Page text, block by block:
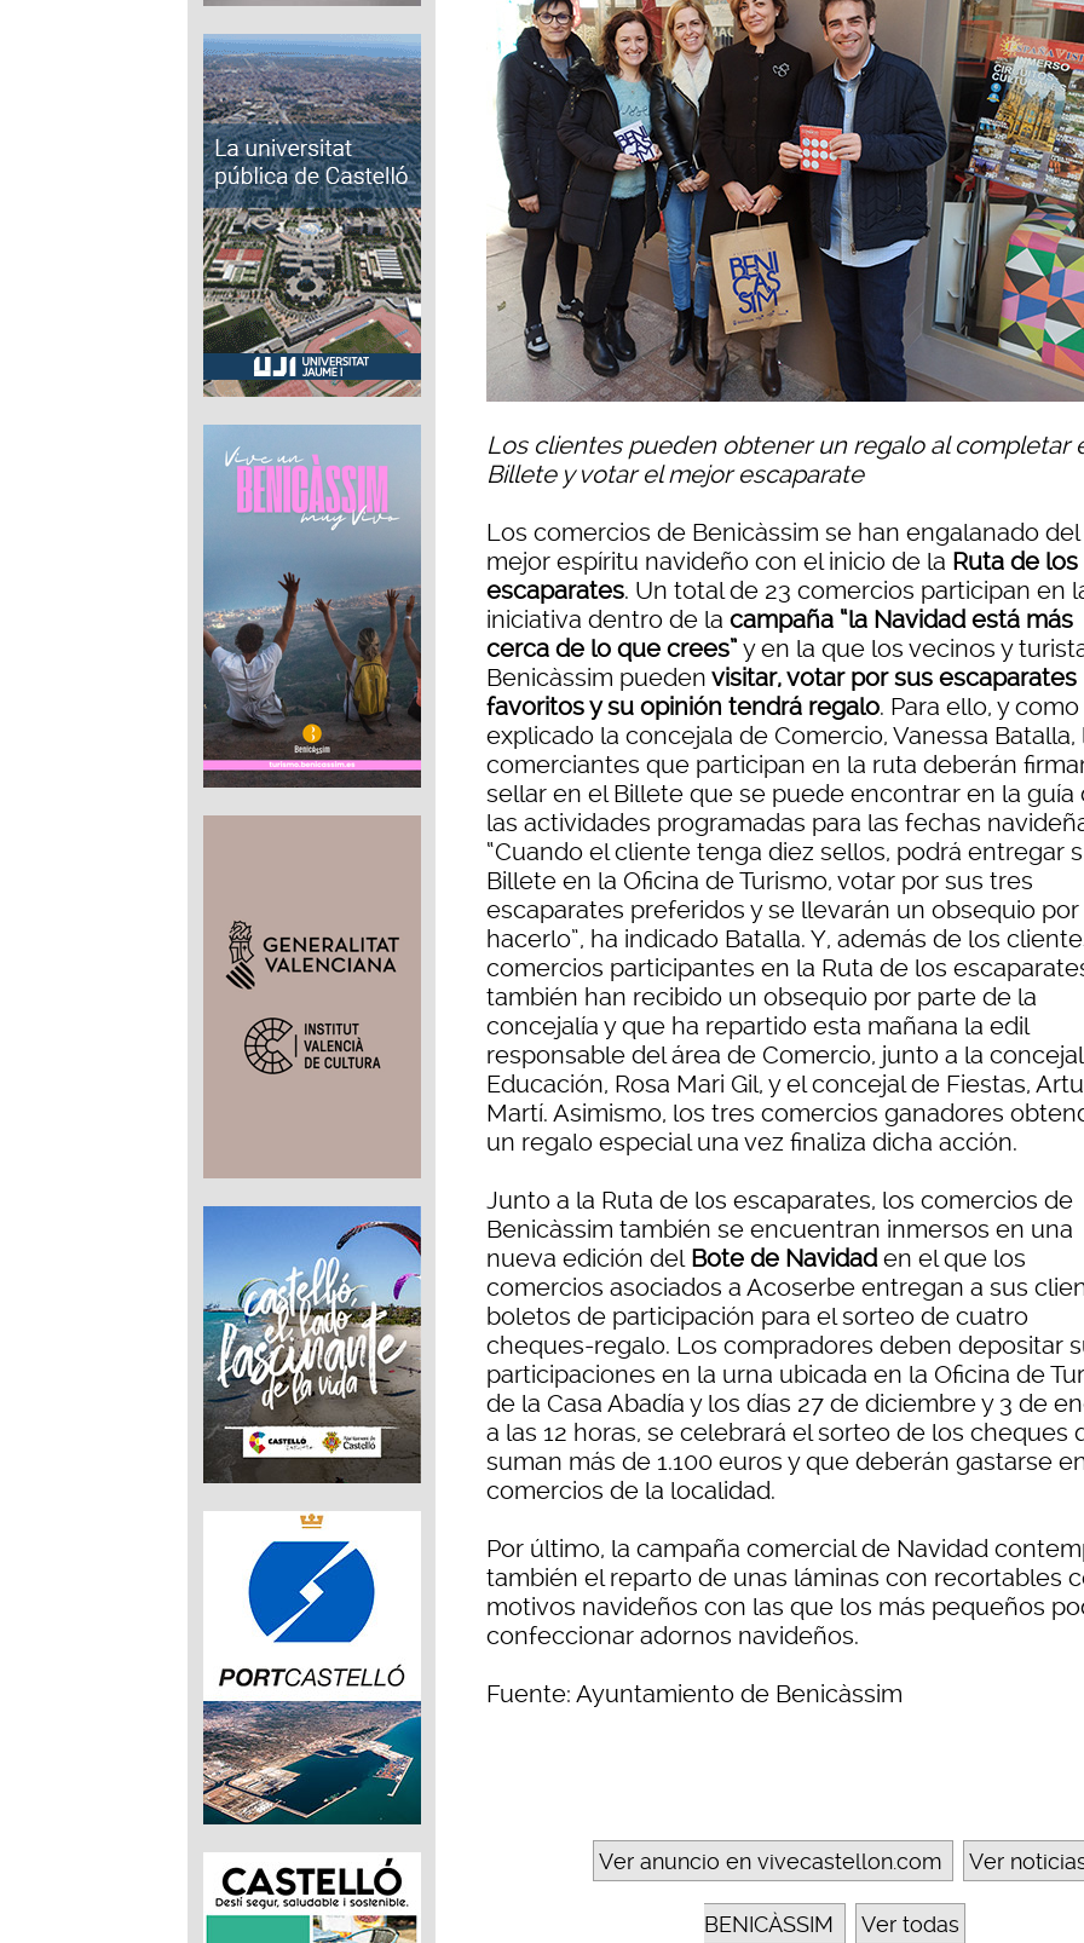
Los clientes pueden obtener un regalo al completar
Billete y votar el mejor escaparate
Los comercios de Benicàssim se han engalanado del
mejor espíritu navideño con el inicio de la Ruta de los
escaparates. Un total de 23 comercios participan en
iniciativa dentro de la campaña “la Navidad está más
cerca de lo que crees” y en la que los vecinos y
Benicàssim pueden visitar, votar por sus escaparates
favoritos y su opinión tendrá regalo. Para ello, y
explicado la concejala de Comercio, Vanessa Batalla,
comerciantes que participan en la ruta deberán
sellar en el Billete que se puede encontrar en la guía
las actividades programadas para las fechas
“Cuando el cliente tenga diez sellos, podrá entregar
Billete en la Oficina de Turismo, votar por sus tres
escaparates preferidos y se llevarán un obsequio por
hacerlo”, ha indicado Batalla. Y, además de los
comercios participantes en la Ruta de los
también han recibido un obsequio por parte de la
concejalía y que ha repartido esta mañana la edil
responsable del área de Comercio, junto a la
Educación, Rosa Mari Gil, y el concejal de Fiestas,
Martí. Asimismo, los tres comercios ganadores
un regalo especial una vez finaliza dicha acción.
Junto a la Ruta de los escaparates, los comercios de
Benicàssim también se encuentran inmersos en una
nueva edición delBote de Navidaden el que los
comercios asociados a Acoserbe entregan a sus
boletos de participación para el sorteo de cuatro
cheques-regalo. Los compradores deben depositar
participaciones en la urna ubicada en la Oficina de
de la Casa Abadía y los días 27 de diciembre y 3 de
a las 12 horas, se celebrará el sorteo de los cheques
suman más de 1.100 euros y que deberán gastarse
comercios de la localidad.
Por último, la campaña comercial de Navidad
también el reparto de unas láminas con recortables
motivos navideños con las que los más pequeños
confeccionar adornos navideños.
Fuente: Ayuntamiento de Benicàssim
Ver anuncio en vivecastellon.com Ver
BENICÀSSIM Ver todas